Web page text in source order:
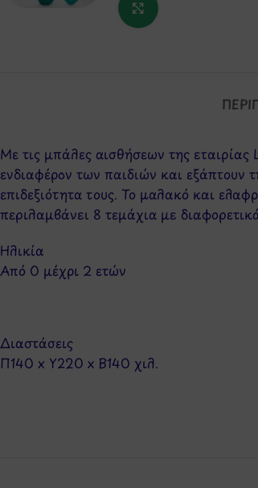
Με τις μπάλες αισθήσεων της
ενδιαφέρον των παιδιών και εξάπτουν
επιδεξιότητα τους. Το μαλακό και
περιλαμβάνει 8 τεμάχια με
Ηλικία
Από 0 μέχρι 2 ετών
Διαστάσεις
Π140 x Y220 x Β140 χιλ.